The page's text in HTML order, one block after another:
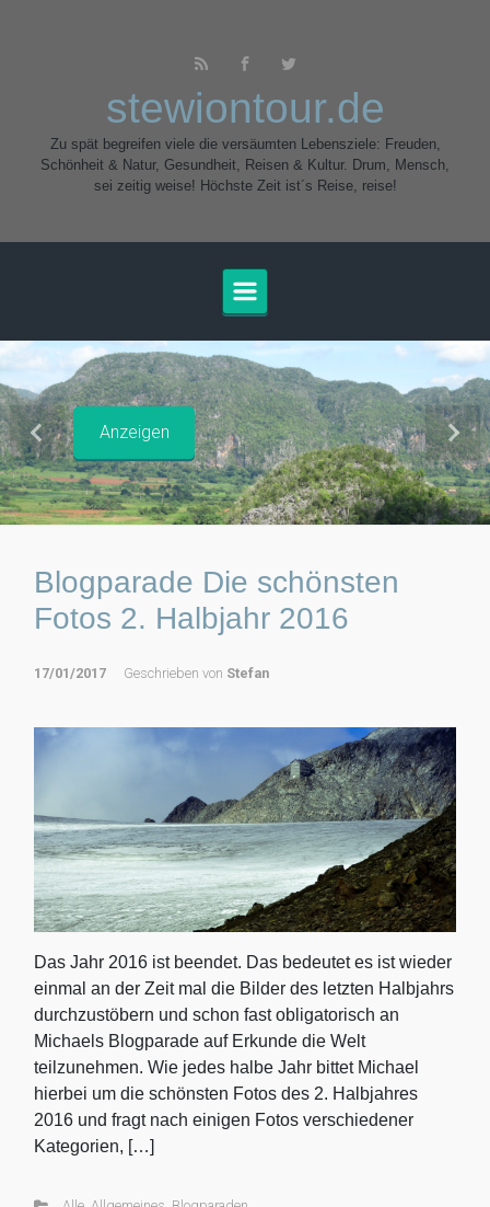
stewiontour.de
Zu spät begreifen viele die versäumten Lebensziele: Freuden,
Schönheit & Natur, Gesundheit, Reisen & Kultur. Drum, Mensch,
sei zeitig weise! Höchste Zeit ist´s Reise, reise!
Anzeigen
Vorheriger
Blogparade Die schönsten
Fotos 2. Halbjahr 2016
17/01/2017 Geschrieben von Stefan
Das Jahr 2016 ist beendet. Das bedeutet es ist wieder
einmal an der Zeit mal die Bilder des letzten Halbjahrs
durchzustöbern und schon fast obligatorisch an
Michaels Blogparade auf Erkunde die Welt
teilzunehmen. Wie jedes halbe Jahr bittet Michael
hierbei um die schönsten Fotos des 2. Halbjahres
2016 und fragt nach einigen Fotos verschiedener
Kategorien, […]